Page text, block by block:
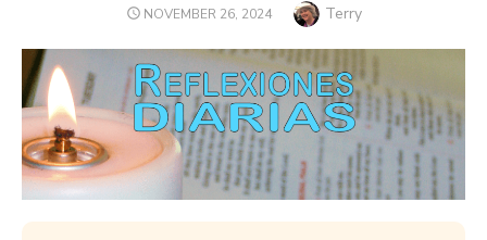
POSTED
NOVEMBER 26, 2024 Author
Terry